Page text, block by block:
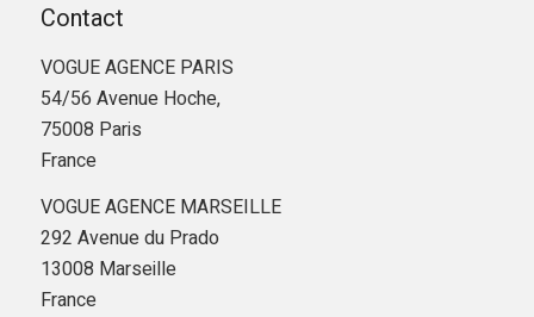
Contact
VOGUE AGENCE PARIS
54/56 Avenue Hoche,
75008 Paris
France
VOGUE AGENCE MARSEILLE
292 Avenue du Prado
13008 Marseille
France